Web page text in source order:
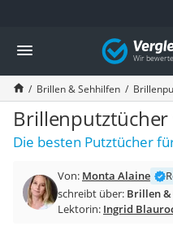
Die beliebtesten Vergleiche
Drogerie
Inhalator
Haarschneider
Rollator
Braun Rasierer
Katzenklappe (Chip)
Masturbator
Massagepistole
Vergleich
Brillen & Sehhilfen
Brillenputztücher
Die besten Putztücher
Von: Monta Alaine
schreibt über: Brillen
Lektorin: Ingrid